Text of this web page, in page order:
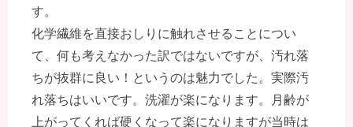
す。
化学繊維を直接おしりに触れさせることについ
て、何も考えなかった訳ではないですが、汚れ落
ちが抜群に良い！というのは魅力でした。実際汚
れ落ちはいいです。洗濯が楽になります。月齢が
上がってくれば硬くなって楽になりますが当時は